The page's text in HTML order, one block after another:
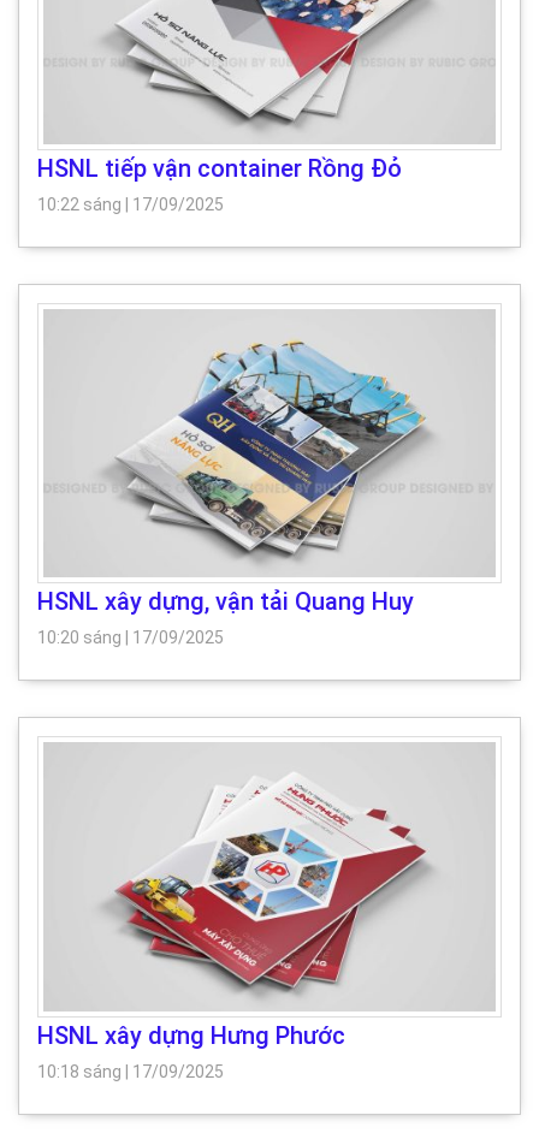
HSNL tiếp vận container Rồng Đỏ
10:22 sáng 17/09/2025
HSNL xây dựng, vận tải Quang Huy
10:20 sáng 17/09/2025
HSNL xây dựng Hưng Phước
10:18 sáng | 17/09/2025